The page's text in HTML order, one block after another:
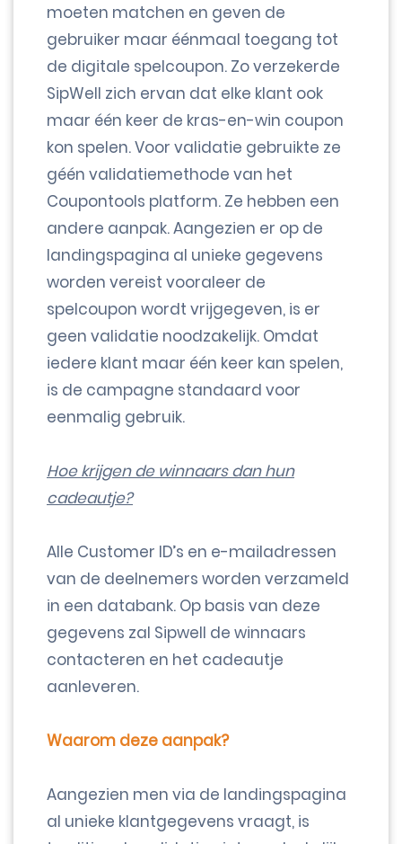
moeten matchen en geven de
gebruiker maar éénmaal toegang tot
de digitale spelcoupon. Zo verzekerde
SipWell zich ervan dat elke klant ook
maar één keer de kras-en-win coupon
kon spelen. Voor validatie gebruikte ze
géén validatiemethode van het
Coupontools platform. Ze hebben een
andere aanpak. Aangezien er op de
landingspagina al unieke gegevens
worden vereist vooraleer de
spelcoupon wordt vrijgegeven, is er
geen validatie noodzakelijk. Omdat
iedere klant maar één keer kan spelen,
is de campagne standaard voor
eenmalig gebruik.
Hoe krijgen de winnaars dan hun
cadeautje?
Alle Customer ID’s en e-mailadressen
van de deelnemers worden verzameld
in een databank. Op basis van deze
gegevens zal Sipwell de winnaars
contacteren en het cadeautje
aanleveren.
Waarom deze aanpak?
Aangezien men via de landingspagina
al unieke klantgegevens vraagt, is